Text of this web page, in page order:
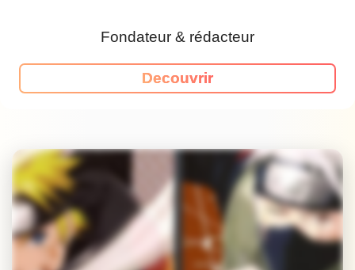
Fondateur & rédacteur
Decouvrir